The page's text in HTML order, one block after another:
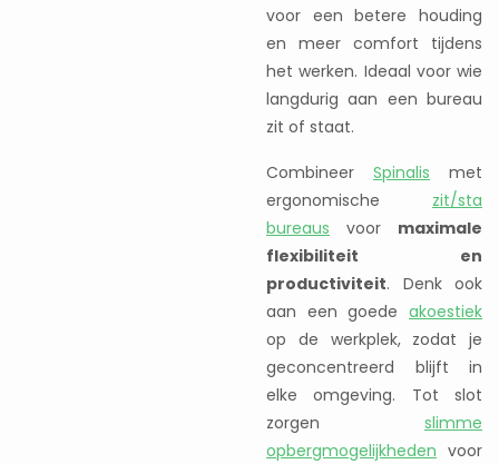
voor een betere houding
en meer comfort tijdens
het werken. Ideaal voor wie
langdurig aan een bureau
zit of staat.
Combineer Spinalis met
ergonomische zit/sta
bureaus voor maximale
flexibiliteit en
productiviteit. Denk ook
aan een goede akoestiek
op de werkplek, zodat je
geconcentreerd blijft in
elke omgeving. Tot slot
zorgen slimme
opbergmogelijkheden voor